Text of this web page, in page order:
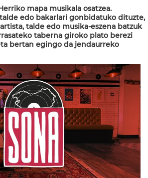
mapa musikala osatzea.
edo bakarlari gonbidatuko dituzte,
talde edo musika-eszena batzuk
taberna giroko plato berezi
bertan egingo da jendaurreko